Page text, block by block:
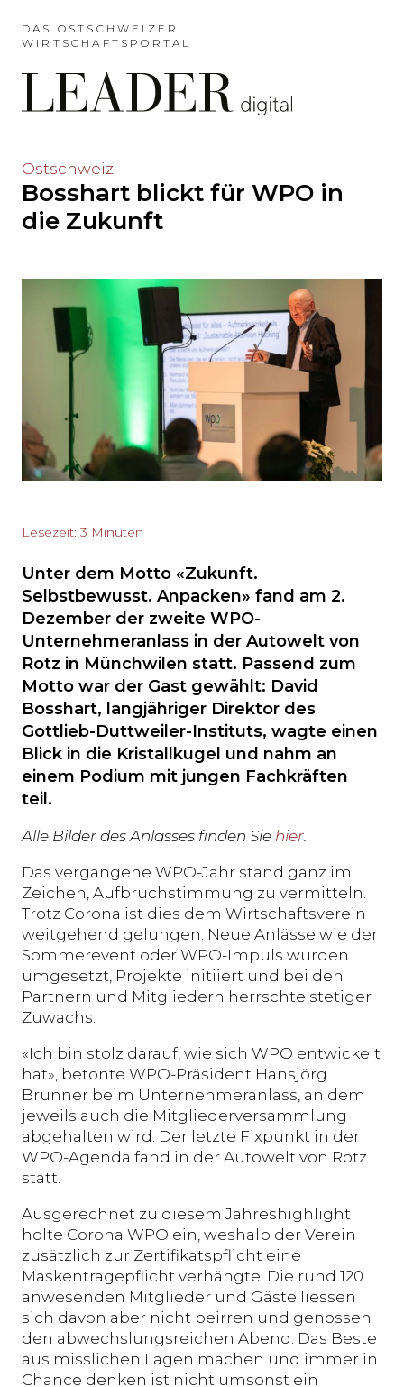
das
Hauptmenü
auslassen
und
Inhalt
springen?
DAS OSTSCHWEIZER
WIRTSCHAFTSPORTAL
Möchten
Hauptinhalt
Seitenende
springen?
Ostschweiz
Bosshart blickt für WPO in
die Zukunft
Lesezeit: 3 Minuten
Unter dem Motto «Zukunft.
Selbstbewusst. Anpacken» fand am 2.
Dezember der zweite WPO-
Unternehmeranlass in der Autowelt von
Rotz in Münchwilen statt. Passend zum
Motto war der Gast gewählt: David
Bosshart, langjähriger Direktor des
Gottlieb-Duttweiler-Instituts, wagte einen
Blick in die Kristallkugel und nahm an
einem Podium mit jungen Fachkräften
teil.
Alle Bilder des Anlasses finden Sie hier.
Das vergangene WPO-Jahr stand ganz im
Zeichen, Aufbruchstimmung zu vermitteln.
Trotz Corona ist dies dem Wirtschaftsverein
weitgehend gelungen: Neue Anlässe wie der
Sommerevent oder WPO-Impuls wurden
umgesetzt, Projekte initiiert und bei den
Partnern und Mitgliedern herrschte stetiger
Zuwachs.
«Ich bin stolz darauf, wie sich WPO entwickelt
hat», betonte WPO-Präsident Hansjörg
Brunner beim Unternehmeranlass, an dem
jeweils auch die Mitgliederversammlung
abgehalten wird. Der letzte Fixpunkt in der
WPO-Agenda fand in der Autowelt von Rotz
statt.
Ausgerechnet zu diesem Jahreshighlight
holte Corona WPO ein, weshalb der Verein
zusätzlich zur Zertifikatspflicht eine
Maskentragepflicht verhängte. Die rund 120
anwesenden Mitglieder und Gäste liessen
sich davon aber nicht beirren und genossen
den abwechslungsreichen Abend. Das Beste
aus misslichen Lagen machen und immer in
Chance denken ist nicht umsonst ein